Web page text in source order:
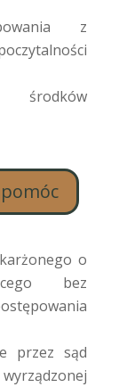
z
o
bez
przez sąd